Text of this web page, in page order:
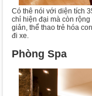
Có thê nói với diện tích
chỉ hiện đại mà còn
giản, thể thao trẻ hóa
đi xe.
Phòng Spa